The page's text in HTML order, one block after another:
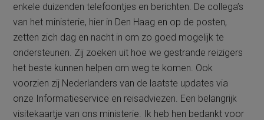
enkele duizenden telefoontjes en berichten. De collega’s
van het ministerie, hier in Den Haag en op de posten,
zetten zich dag en nacht in om zo goed mogelijk te
ondersteunen. Zij zoeken uit hoe we gestrande reizigers
het beste kunnen helpen om weg te komen. Ook
voorzien zij Nederlanders van de laatste updates via
onze Informatieservice en reisadviezen. Een belangrijk
visitekaartje van ons ministerie. Ik heb hen bedankt voor